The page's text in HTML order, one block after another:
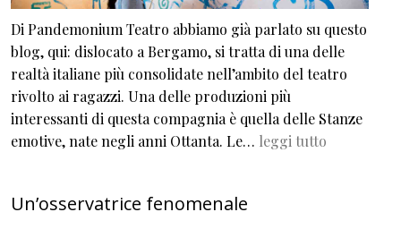
Di Pandemonium Teatro abbiamo già parlato su questo
blog, qui: dislocato a Bergamo, si tratta di una delle
realtà italiane più consolidate nell’ambito del teatro
rivolto ai ragazzi. Una delle produzioni più
interessanti di questa compagnia è quella delle Stanze
emotive, nate negli anni Ottanta. Le… leggi tutto
Un’osservatrice fenomenale